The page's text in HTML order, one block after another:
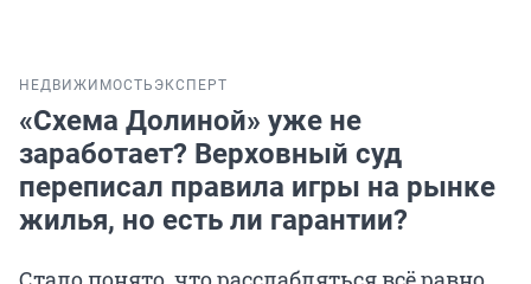
НЕДВИЖИМОСТЬ ЭКСПЕРТ
«Схема Долиной» уже не
заработает? Верховный суд
переписал правила игры на рынке
жилья, но есть ли гарантии?